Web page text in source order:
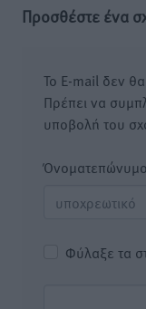
Προσθέστε ένα
Το E-mail δεν
Πρέπει να
υποβολή του
Όνοματεπώνυμο
Φύλαξε τα